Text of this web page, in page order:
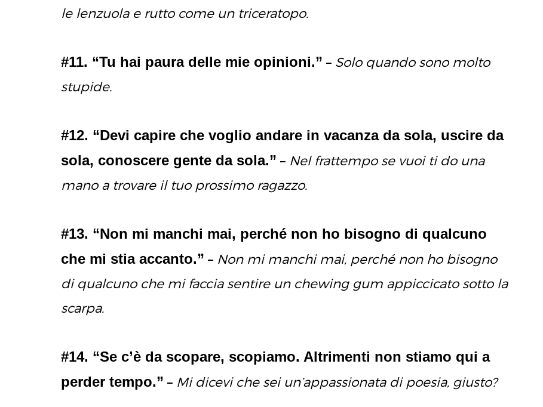
le lenzuola e rutto come un triceratopo.
#11. “Tu hai paura delle mie opinioni.” – Solo quando sono molto
stupide.
#12. “Devi capire che voglio andare in vacanza da sola, uscire da
sola, conoscere gente da sola.” – Nel frattempo se vuoi ti do una
mano a trovare il tuo prossimo ragazzo.
#13. “Non mi manchi mai, perché non ho bisogno di qualcuno
che mi stia accanto.” – Non mi manchi mai, perché non ho bisogno
di qualcuno che mi faccia sentire un chewing gum appiccicato sotto la
scarpa.
#14. “Se c’è da scopare, scopiamo. Altrimenti non stiamo qui a
perder tempo.” – Mi dicevi che sei un’appassionata di poesia, giusto?